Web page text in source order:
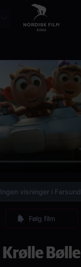
Ingen visninger i Farsund
Følg film
Krølle Bølle